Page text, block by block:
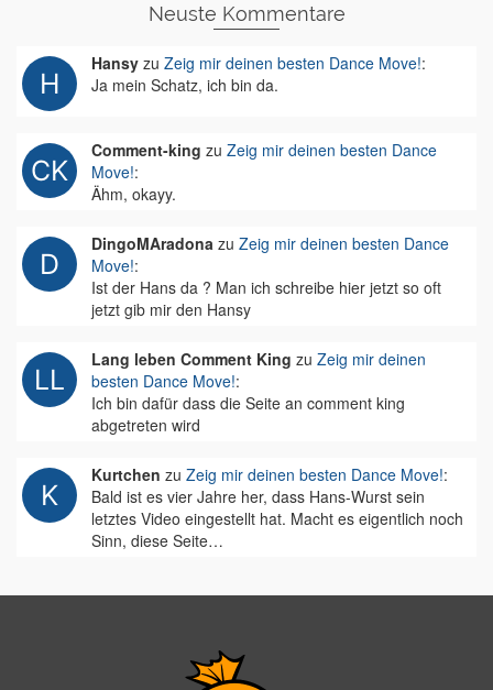
Neuste Kommentare
Hansy zu Zeig mir deinen besten Dance Move!:
Ja mein Schatz, ich bin da.
Comment-king zu Zeig mir deinen besten Dance
Move!:
Ähm, okayy.
DingoMAradona zu Zeig mir deinen besten Dance
Move!:
Ist der Hans da ? Man ich schreibe hier jetzt so oft
jetzt gib mir den Hansy
Lang leben Comment King zu Zeig mir deinen
besten Dance Move!:
Ich bin dafür dass die Seite an comment king
abgetreten wird
Kurtchen zu Zeig mir deinen besten Dance Move!:
Bald ist es vier Jahre her, dass Hans-Wurst sein
letztes Video eingestellt hat. Macht es eigentlich noch
Sinn, diese Seite…